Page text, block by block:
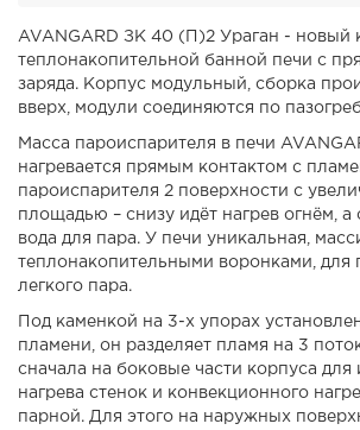
AVANGARD ЗК 40 (П)2 Ураган - новый
теплонакопительной банной печи с
заряда. Корпус модульный, сборка
вверх, модули соединяются по
Масса пароиспарителя в печи
нагревается прямым контактом с
пароиспарителя 2 поверхности с
площадью – снизу идёт нагрев огнём, а
вода для пара. У печи уникальная,
теплонакопительными воронками, для
легкого пара.
Под каменкой на 3-х упорах
пламени, он разделяет пламя на 3
сначала на боковые части корпуса для
нагрева стенок и конвекционного
парной. Для этого на наружных